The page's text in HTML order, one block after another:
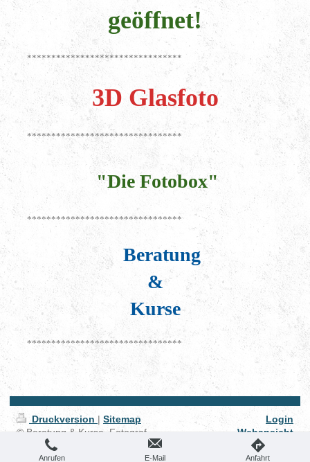
geöffnet!
********************************
3D Glasfoto
********************************
"Die Fotobox"
********************************
Beratung
&
Kurse
********************************
Druckversion | Sitemap
© Beratung & Kurse, Fotograf
Login
Webansicht
Anrufen E-Mail Anfahrt